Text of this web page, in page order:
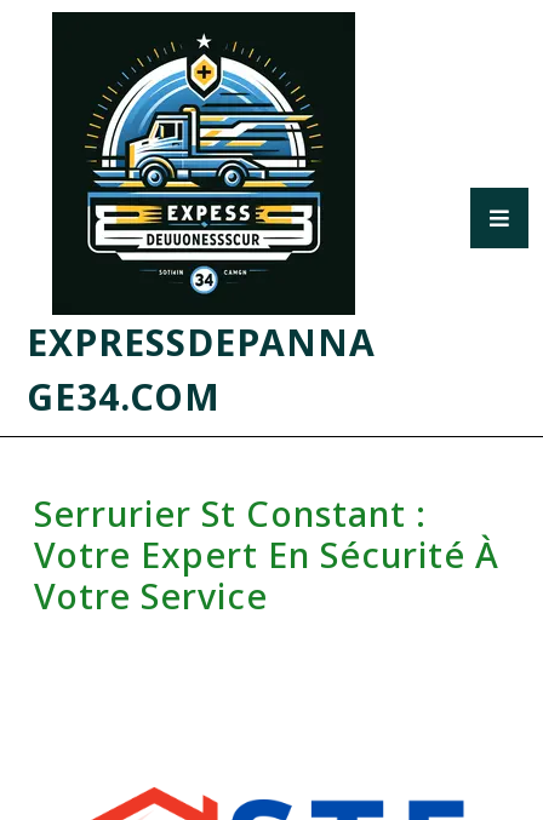
EXPRESSDEPANNA
GE34.COM
Serrurier St Constant :
Votre Expert En Sécurité À
Votre Service